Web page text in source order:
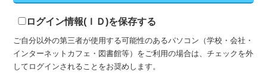
ログイン情報(ＩＤ)を保存する
ご自分以外の第三者が使用する可能性のあるパソコン（学校・会社・
インターネットカフェ・図書館等）をご利用の場合は、チェックを外
してログインされることをお奨めします。